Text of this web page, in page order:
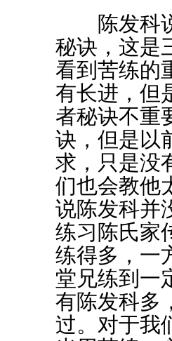
陈发科说
秘诀，这是
看到苦练的
有长进，但
者秘诀不重
诀，但是以
求，只是没
们也会教他
说陈发科并
练习陈氏家
练得多，一
堂兄练到一
有陈发科多
过。对于我